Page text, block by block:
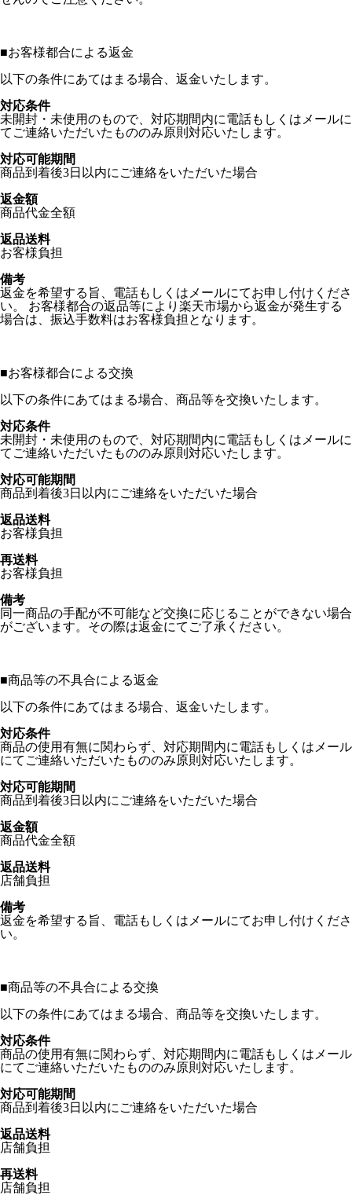
■お客様都合による返金
以下の条件にあてはまる場合、返金いたします。
対応条件
未開封・未使用のもので、対応期間内に電話もしくはメールに
てご連絡いただいたもののみ原則対応いたします。
対応可能期間
商品到着後3日以内にご連絡をいただいた場合
返金額
商品代金全額
返品送料
お客様負担
備考
返金を希望する旨、電話もしくはメールにてお申し付けくださ
い。 お客様都合の返品等により楽天市場から返金が発生する
場合は、振込手数料はお客様負担となります。
■お客様都合による交換
以下の条件にあてはまる場合、商品等を交換いたします。
対応条件
未開封・未使用のもので、対応期間内に電話もしくはメールに
てご連絡いただいたもののみ原則対応いたします。
対応可能期間
商品到着後3日以内にご連絡をいただいた場合
返品送料
お客様負担
再送料
お客様負担
備考
同一商品の手配が不可能など交換に応じることができない場合
がございます。その際は返金にてご了承ください。
■商品等の不具合による返金
以下の条件にあてはまる場合、返金いたします。
対応条件
商品の使用有無に関わらず、対応期間内に電話もしくはメール
にてご連絡いただいたもののみ原則対応いたします。
対応可能期間
商品到着後3日以内にご連絡をいただいた場合
返金額
商品代金全額
返品送料
店舗負担
備考
返金を希望する旨、電話もしくはメールにてお申し付けくださ
い。
■商品等の不具合による交換
以下の条件にあてはまる場合、商品等を交換いたします。
対応条件
商品の使用有無に関わらず、対応期間内に電話もしくはメール
にてご連絡いただいたもののみ原則対応いたします。
対応可能期間
商品到着後3日以内にご連絡をいただいた場合
返品送料
店舗負担
再送料
店舗負担